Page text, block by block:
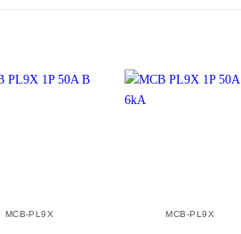
MCB-PL9X MCB-PL9X